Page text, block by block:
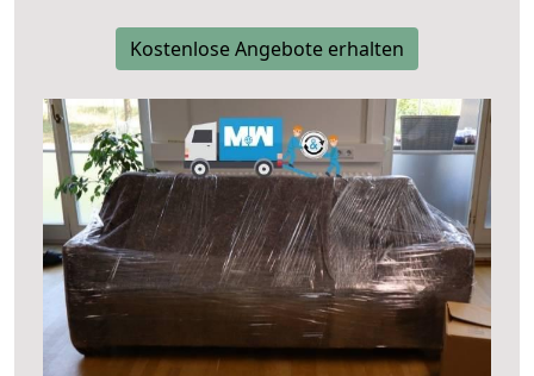
Kostenlose Angebote erhalten